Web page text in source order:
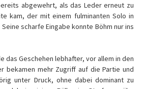
abgewehrt, als das Leder erneut zu
kam, der mit einem fulminanten Solo in
scharfe Eingabe konnte Böhm nur ins
das Geschehen lebhafter, vor allem in den
bekamen mehr Zugriff auf die Partie und
unter Druck, ohne dabei dominant zu